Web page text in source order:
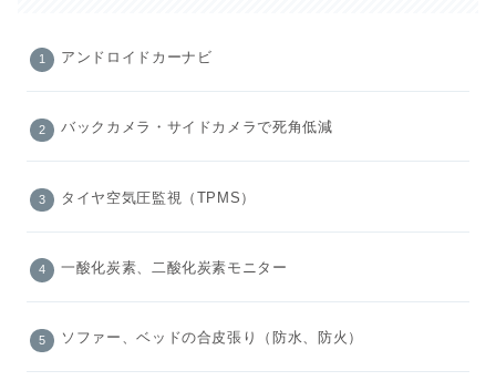
アンドロイドカーナビ
バックカメラ・サイドカメラで死角低減
タイヤ空気圧監視（TPMS）
一酸化炭素、二酸化炭素モニター
ソファー、ベッドの合皮張り（防水、防火）